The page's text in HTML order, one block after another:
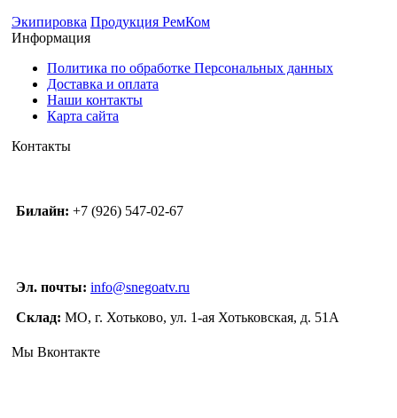
Экипировка Продукция РемКом
Информация
Политика по обработке Персональных данных
Доставка и оплата
Наши контакты
Карта сайта
Контакты
Билайн: +7 (926) 547-02-67
Эл. почты: info@snegoatv.ru
Склад: МО, г. Хотьково, ул. 1-ая Хотьковская, д. 51А
Мы Вконтакте